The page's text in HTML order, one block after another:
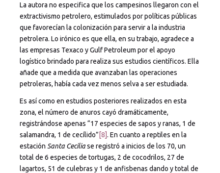
La autora no especifica que los campesinos llegaron con el
extractivismo petrolero, estimulados por políticas públicas
que favorecían la colonización para servir a la industria
petrolera. Lo irónico es que ella, en su trabajo, agradece a
las empresas Texaco y Gulf Petroleum por el apoyo
logístico brindado para realiza sus estudios científicos. Ella
añade que a medida que avanzaban las operaciones
petroleras, había cada vez menos selva a ser estudiada.
Es así como en estudios posteriores realizados en esta
zona, el número de anuros cayó dramáticamente,
registrándose apenas “17 especies de sapos y ranas, 1 de
salamandra, 1 de cecílido” [8]. En cuanto a reptiles en la
estación Santa Ceciliase registró a inicios de los 70, un
total de 6 especies de tortugas, 2 de cocodrilos, 27 de
lagartos, 51 de culebras y 1 de anfisbenas dando y total de